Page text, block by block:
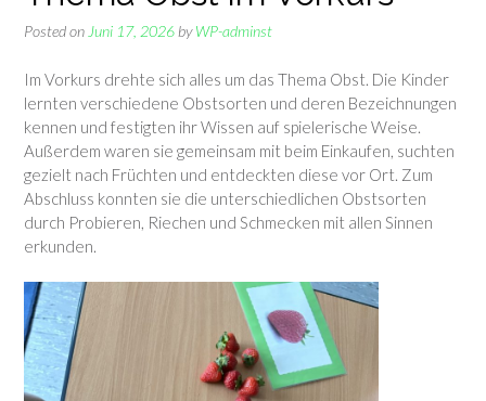
Posted on Juni 17, 2026 byWP-adminst
Im Vorkurs drehte sich alles um das Thema Obst. Die Kinder
lernten verschiedene Obstsorten und deren Bezeichnungen
kennen und festigten ihr Wissen auf spielerische Weise.
Außerdem waren sie gemeinsam mit beim Einkaufen, suchten
gezielt nach Früchten und entdeckten diese vor Ort. Zum
Abschluss konnten sie die unterschiedlichen Obstsorten
durch Probieren, Riechen und Schmecken mit allen Sinnen
erkunden.